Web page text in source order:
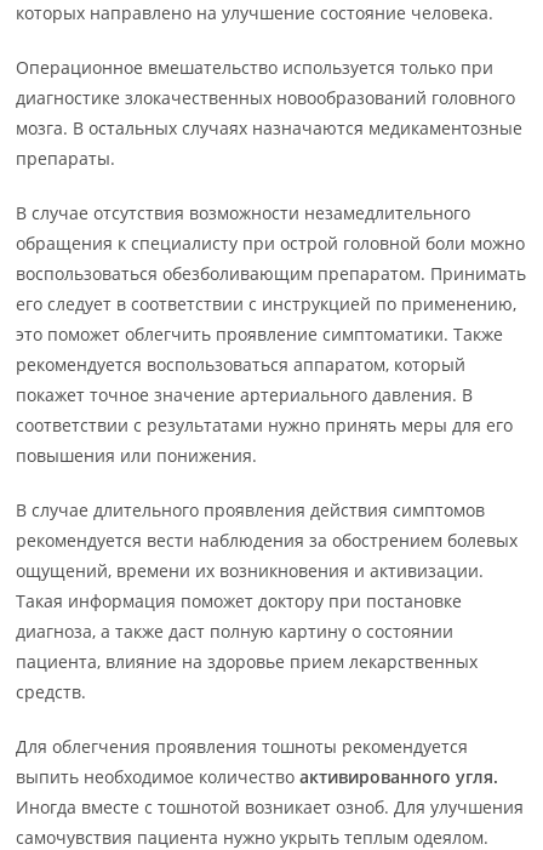
которых направлено на улучшение состояние человека.
Операционное вмешательство используется только при
диагностике злокачественных новообразований головного
мозга. В остальных случаях назначаются медикаментозные
препараты.
В случае отсутствия возможности незамедлительного
обращения к специалисту при острой головной боли можно
воспользоваться обезболивающим препаратом. Принимать
его следует в соответствии с инструкцией по применению,
это поможет облегчить проявление симптоматики. Также
рекомендуется воспользоваться аппаратом, который
покажет точное значение артериального давления. В
соответствии с результатами нужно принять меры для его
повышения или понижения.
В случае длительного проявления действия симптомов
рекомендуется вести наблюдения за обострением болевых
ощущений, времени их возникновения и активизации.
Такая информация поможет доктору при постановке
диагноза, а также даст полную картину о состоянии
пациента, влияние на здоровье прием лекарственных
средств.
Для облегчения проявления тошноты рекомендуется
выпить необходимое количествоактивированного угля.
Иногда вместе с тошнотой возникает озноб. Для улучшения
самочувствия пациента нужно укрыть теплым одеялом.